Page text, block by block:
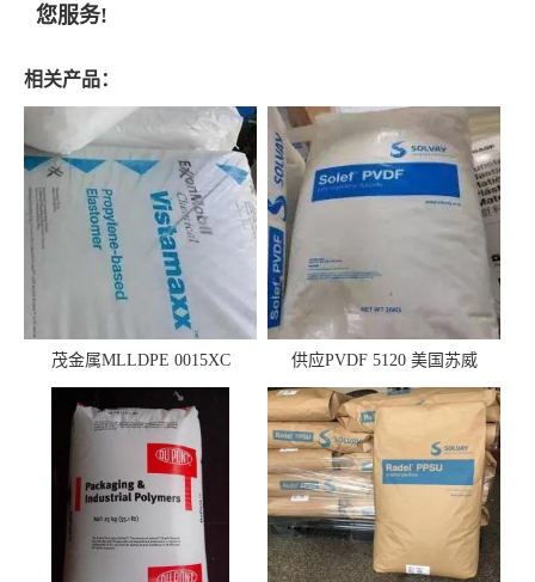
您服务!
相关产品：
茂金属MLLDPE 0015XC
0019XC 现货
供应PVDF 5120 美国苏威